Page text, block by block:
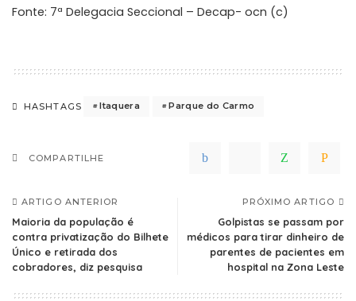
Fonte: 7ª Delegacia Seccional – Decap- ocn (c)
HASHTAGS Itaquera Parque do Carmo
COMPARTILHE
ARTIGO ANTERIOR
Maioria da população é
contra privatização do Bilhete
Único e retirada dos
cobradores, diz pesquisa
PRÓXIMO ARTIGO
Golpistas se passam por
médicos para tirar dinheiro de
parentes de pacientes em
hospital na Zona Leste